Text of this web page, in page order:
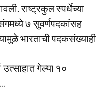
राष्ट्रकुल स्पर्धेच्या
७ सुवर्णपदकांसह
भारताची पदकसंख्याही
गेल्या १०